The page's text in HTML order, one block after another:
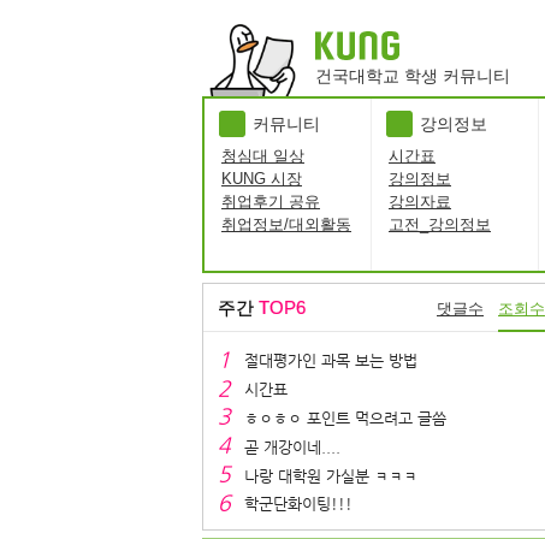
건국대학교 학생 커뮤니티
커뮤니티
청심대 일상
KUNG 시장
취업후기 공유
취업정보/대외활동
강의정보
시간표
강의정보
강의자료
고전_강의정보
주간 TOP6 댓글수 조회수
절대평가인 과목 보는 방법
시간표
ㅎㅇㅎㅇ 포인트 먹으려고 글씀
곧 개강이네....
나랑 대학원 가실분 ㅋㅋㅋ
학군단화이팅!!!